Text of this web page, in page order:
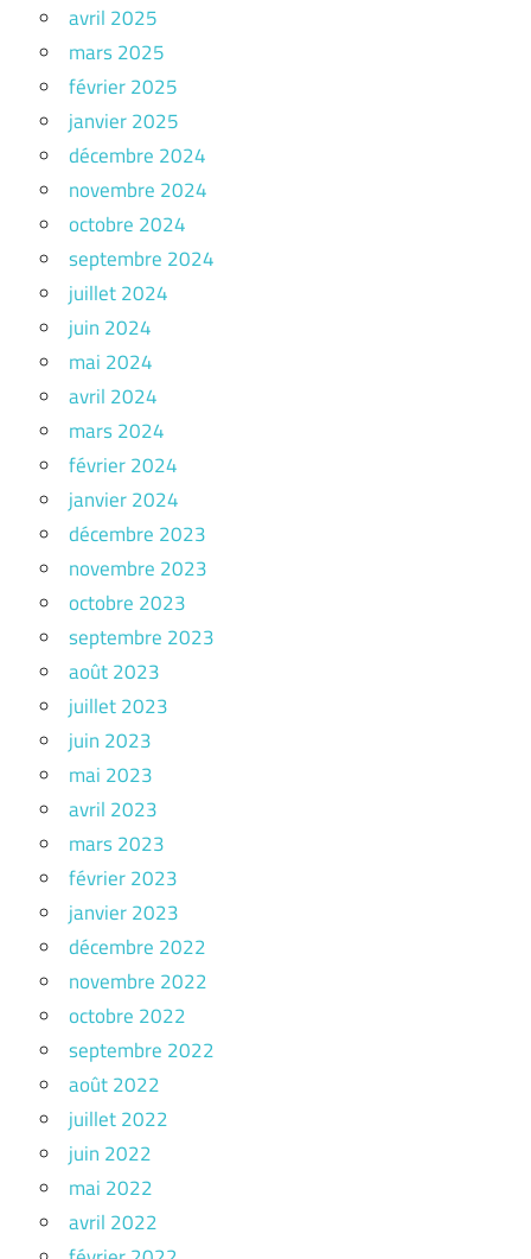
avril 2025
mars 2025
février 2025
janvier 2025
décembre 2024
novembre 2024
octobre 2024
septembre 2024
juillet 2024
juin 2024
mai 2024
avril 2024
mars 2024
février 2024
janvier 2024
décembre 2023
novembre 2023
octobre 2023
septembre 2023
août 2023
juillet 2023
juin 2023
mai 2023
avril 2023
mars 2023
février 2023
janvier 2023
décembre 2022
novembre 2022
octobre 2022
septembre 2022
août 2022
juillet 2022
juin 2022
mai 2022
avril 2022